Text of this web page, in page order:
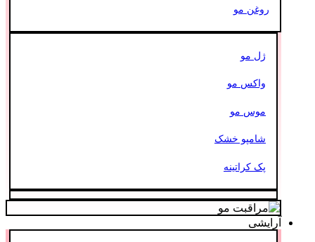
روغن مو
ژل مو
واکس مو
موس مو
شامپو خشک
پک کراتینه
آرایشی